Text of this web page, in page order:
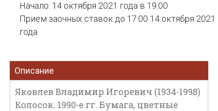
Начало: 14 октября 2021 года в 19:00
Прием заочных ставок до 17:00 14 октября 2021
года
Описание
Яковлев Владимир Игоревич (1934-1998)
Колосок. 1990-е гг. Бумага, цветные